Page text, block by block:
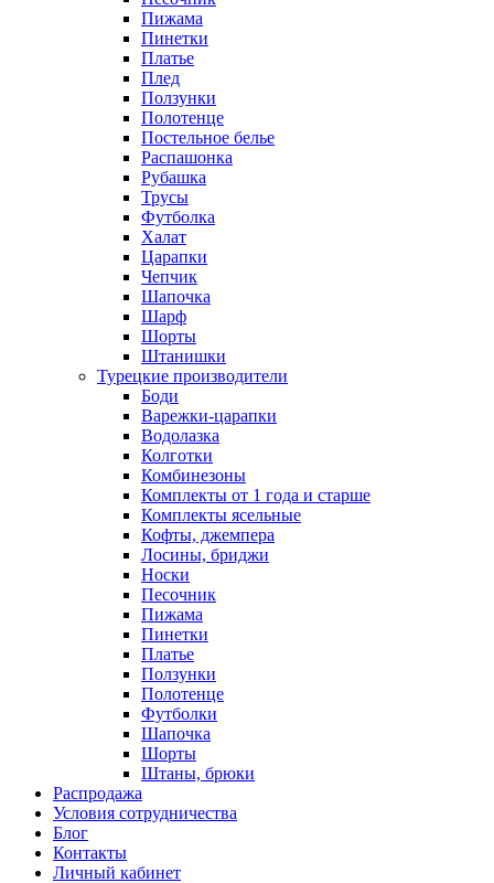
Пижама
Пинетки
Платье
Плед
Ползунки
Полотенце
Постельное белье
Распашонка
Рубашка
Трусы
Футболка
Халат
Царапки
Чепчик
Шапочка
Шарф
Шорты
Штанишки
Турецкие производители
Боди
Варежки-царапки
Водолазка
Колготки
Комбинезоны
Комплекты от 1 года и старше
Комплекты ясельные
Кофты, джемпера
Лосины, бриджи
Носки
Песочник
Пижама
Пинетки
Платье
Ползунки
Полотенце
Футболки
Шапочка
Шорты
Штаны, брюки
Распродажа
Условия сотрудничества
Блог
Контакты
Личный кабинет